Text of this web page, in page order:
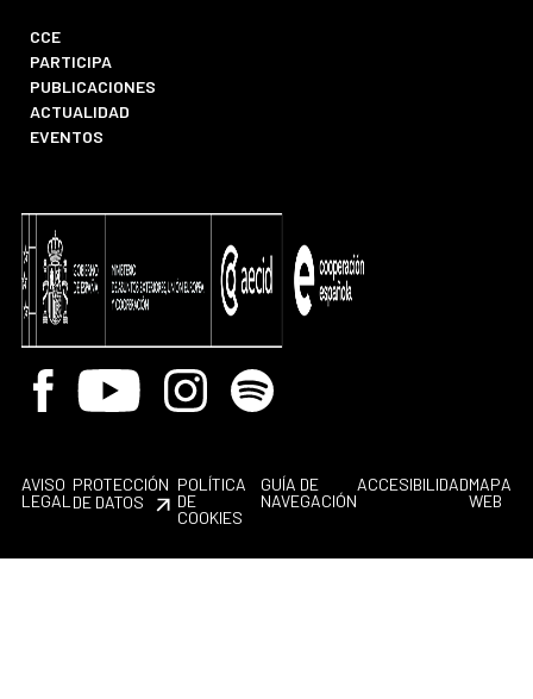
CCE
PARTICIPA
PUBLICACIONES
ACTUALIDAD
EVENTOS
Facebook
Youtube InstagramSpotify
AVISO
LEGAL
PROTECCIÓN
DE DATOS
POLÍTICA
DE
COOKIES
GUÍA DE
NAVEGACIÓN
ACCESIBILIDADMAPA
WEB